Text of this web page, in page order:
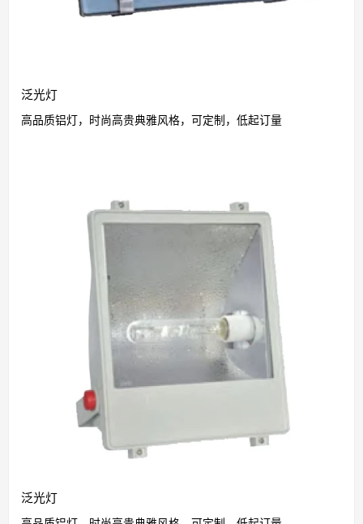
泛光灯
高品质铝灯，时尚高贵典雅风格，可定制，低起订量
泛光灯